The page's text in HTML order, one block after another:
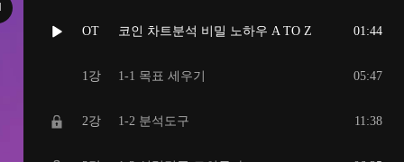
OT 코인 차트분석 비밀 노하우 A TO Z 01:44
1강 1-1 목표 세우기 05:47
2강 1-2 분석도구 11:38